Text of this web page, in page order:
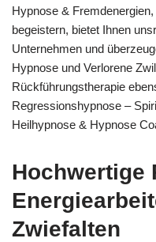
Hypnose &
begeistern, bietet Ihnen
Unternehmen und
Hypnose und Verlorene
Rückführungstherapie
Regressionshypnose –
Heilhypnose & Hypnose
Hochwertige
Zwiefalten